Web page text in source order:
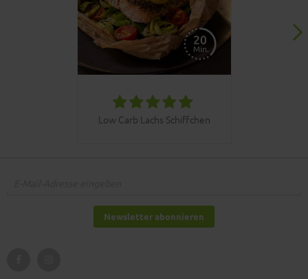
Low Carb Lachs Schiffchen
Newsletter abonnieren